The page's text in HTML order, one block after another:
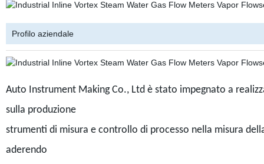
Profilo aziendale
Auto Instrument Making Co., Ltd è stato impegnato a
sulla produzione
strumenti di misura e controllo di processo nella misura
aderendo